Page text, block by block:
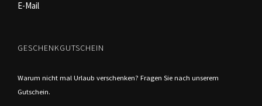
E-Mail
GESCHENKGUTSCHEIN
Warum nicht mal Urlaub verschenken? Fragen Sie nach unserem
Gutschein.